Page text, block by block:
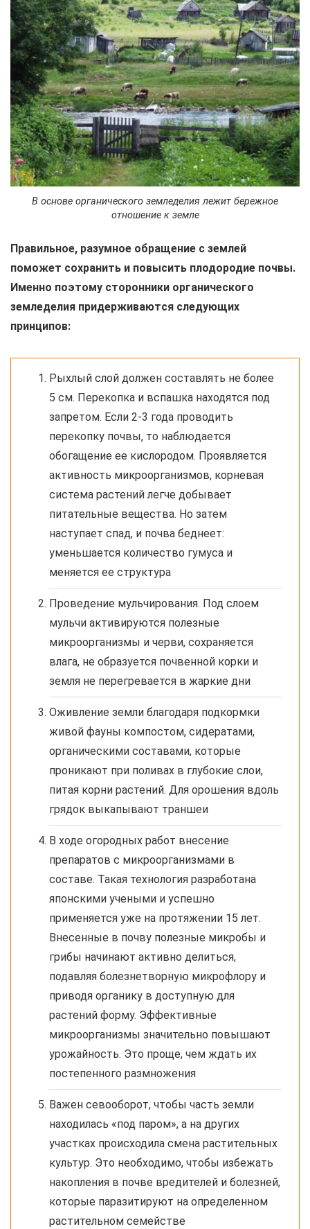
В основе органического земледелия лежит бережное
отношение к земле
Правильное, разумное обращение с землей
поможет сохранить и повысить плодородие почвы.
Именно поэтому сторонники органического
земледелия придерживаются следующих
принципов:
Рыхлый слой должен составлять не более
5 см. Перекопка и вспашка находятся под
запретом. Если 2-3 года проводить
перекопку почвы, то наблюдается
обогащение ее кислородом. Проявляется
активность микроорганизмов, корневая
система растений легче добывает
питательные вещества. Но затем
наступает спад, и почва беднеет:
уменьшается количество гумуса и
меняется ее структура
Проведение мульчирования. Под слоем
мульчи активируются полезные
микроорганизмы и черви, сохраняется
влага, не образуется почвенной корки и
земля не перегревается в жаркие дни
Оживление земли благодаря подкормки
живой фауны компостом, сидератами,
органическими составами, которые
проникают при поливах в глубокие слои,
питая корни растений. Для орошения вдоль
грядок выкапывают траншеи
В ходе огородных работ внесение
препаратов с микроорганизмами в
составе. Такая технология разработана
японскими учеными и успешно
применяется уже на протяжении 15 лет.
Внесенные в почву полезные микробы и
грибы начинают активно делиться,
подавляя болезнетворную микрофлору и
приводя органику в доступную для
растений форму. Эффективные
микроорганизмы значительно повышают
урожайность. Это проще, чем ждать их
постепенного размножения
Важен севооборот, чтобы часть земли
находилась «под паром», а на других
участках происходила смена растительных
культур. Это необходимо, чтобы избежать
накопления в почве вредителей и болезней,
которые паразитируют на определенном
растительном семействе